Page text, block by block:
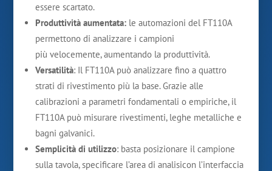
essere scartato.
Produttività aumentata: le automazioni del FT110A
permettono di analizzare i campioni
più velocemente, aumentando la produttività.
Versatilità: Il FT110A può analizzare fino a quattro
strati di rivestimento più la base. Grazie alle
calibrazioni a parametri fondamentali o empiriche, il
FT110A può misurare rivestimenti, leghe metalliche e
bagni galvanici.
Semplicità di utilizzo: basta posizionare il campione
sulla tavola, specificare l’area di analisicon l’interfaccia